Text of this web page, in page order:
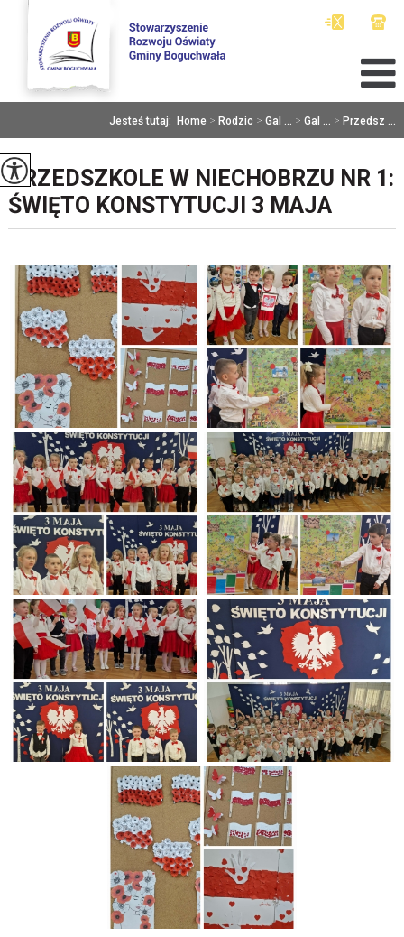
Jesteś tutaj: Home > Rodzic > Gal ... > Gal ... > Przedsz ...
PRZEDSZKOLE W NIECHOBRZU NR 1:
ŚWIĘTO KONSTYTUCJI 3 MAJA